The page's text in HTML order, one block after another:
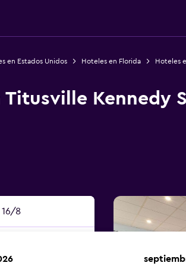
en Estados Unidos Hoteles en Florida
Hoteles
Kennedy
8